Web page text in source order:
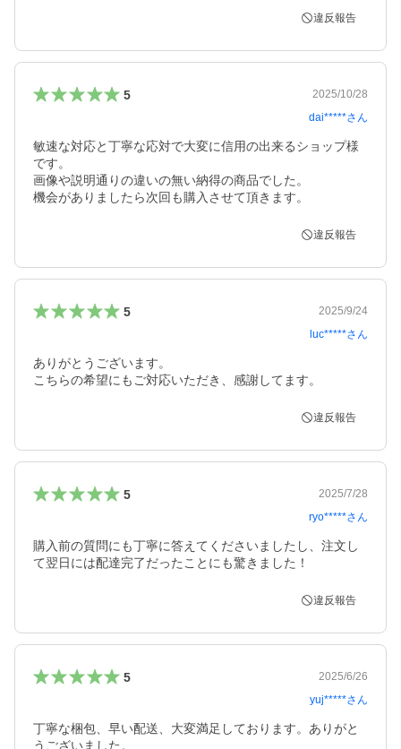
違反報告
5
2025/10/28
dai*****さん
敏速な対応と丁寧な応対で大変に信用の出来るショップ様
です。
画像や説明通りの違いの無い納得の商品でした。
機会がありましたら次回も購入させて頂きます。
違反報告
5
2025/9/24
luc*****さん
ありがとうございます。
こちらの希望にもご対応いただき、感謝してます。
違反報告
5
2025/7/28
ryo*****さん
購入前の質問にも丁寧に答えてくださいましたし、注文し
て翌日には配達完了だったことにも驚きました！
違反報告
5
2025/6/26
yuj*****さん
丁寧な梱包、早い配送、大変満足しております。ありがと
うございました。